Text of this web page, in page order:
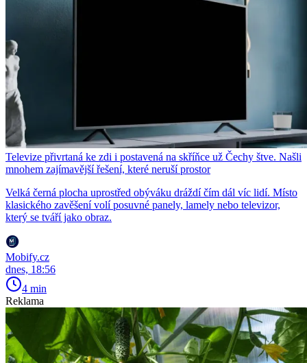
Televize přivrtaná ke zdi i postavená na skříňce už Čechy štve. Našli
mnohem zajímavější řešení, které neruší prostor
Velká černá plocha uprostřed obýváku dráždí čím dál víc lidí. Místo
klasického zavěšení volí posuvné panely, lamely nebo televizor,
který se tváří jako obraz.
Mobify.cz
dnes, 18:56
4 min
Reklama